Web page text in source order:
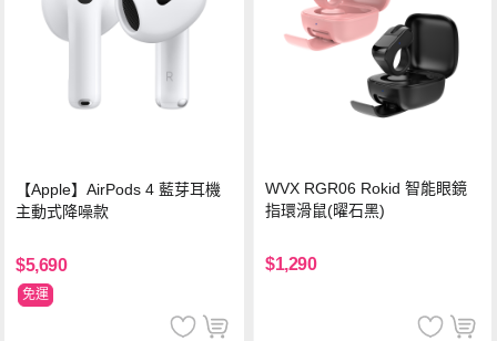
【Apple】AirPods 4 藍芽耳機
主動式降噪款
$5,690
免運
WVX RGR06 Rokid 智能眼鏡
指環滑鼠(曜石黑)
$1,290